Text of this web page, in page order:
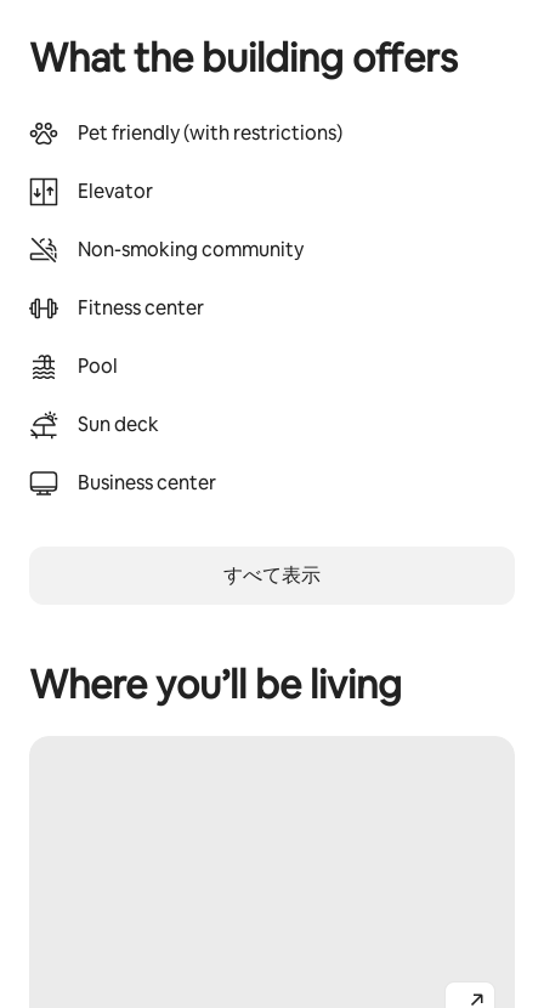
What the building offers
Pet friendly (with restrictions)
Elevator
Non-smoking community
Fitness center
Pool
Sun deck
Business center
すべて表示
Where you’ll be living